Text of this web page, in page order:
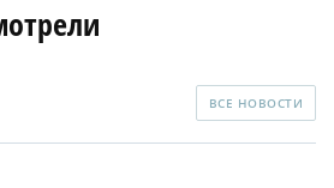
ВСЕ НОВОСТИ